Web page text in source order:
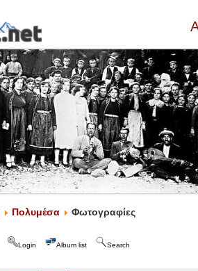
Πολυμέσα Φωτογραφίες
Login Album list Search